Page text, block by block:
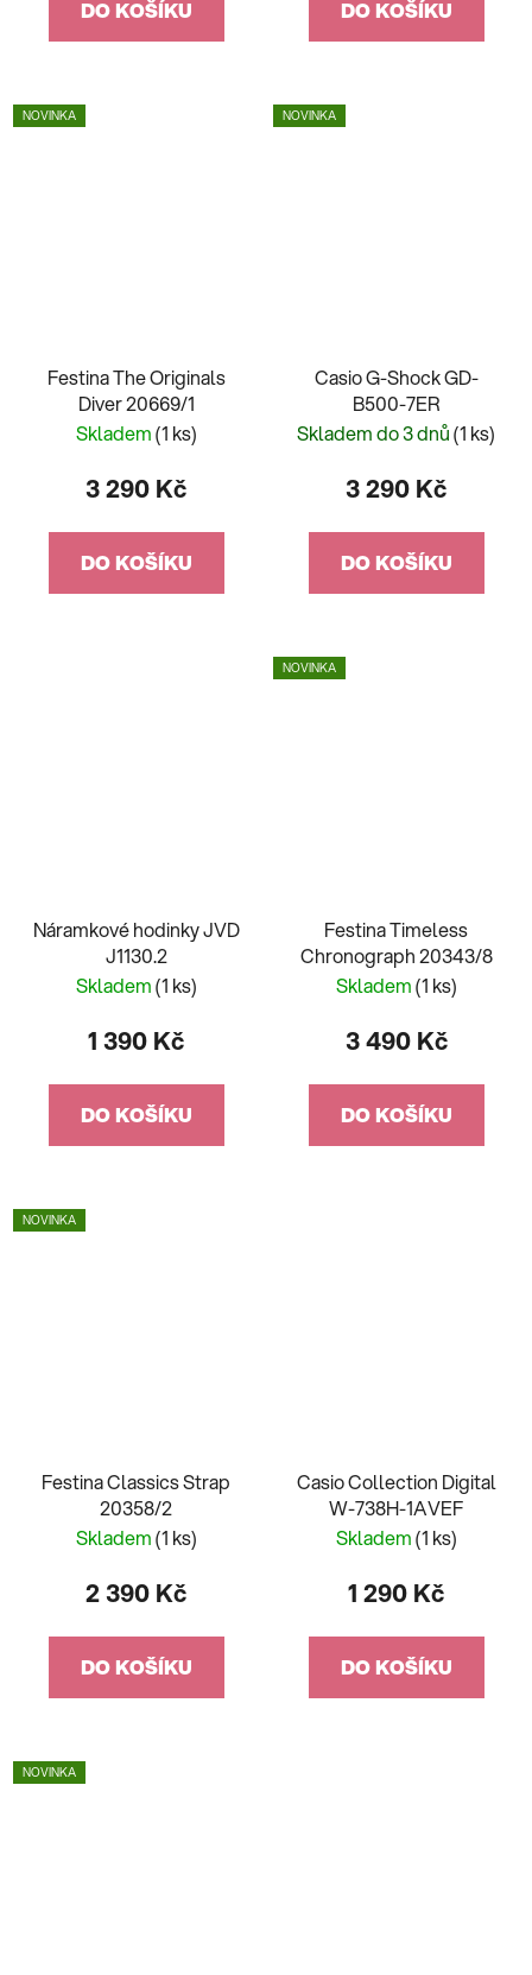
DO KOŠÍKU DO KOŠÍKU
NOVINKA
Festina The Originals
Diver 20669/1
Skladem(1 ks)
3 290 Kč
DO KOŠÍKU
NOVINKA
Casio G-Shock GD-
B500-7ER
Skladem do 3 dnů(1 ks)
3 290 Kč
DO KOŠÍKU
Náramkové hodinky JVD
J1130.2
Skladem(1 ks)
1 390 Kč
DO KOŠÍKU
NOVINKA
Festina Timeless
Chronograph 20343/8
Skladem(1 ks)
3 490 Kč
DO KOŠÍKU
NOVINKA
Festina Classics Strap
20358/2
Skladem(1 ks)
2 390 Kč
DO KOŠÍKU
Casio Collection Digital
W-738H-1AVEF
Skladem(1 ks)
1 290 Kč
DO KOŠÍKU
NOVINKA